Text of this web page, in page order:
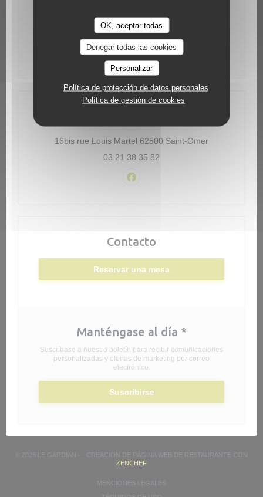
OK, aceptar todas
Denegar todas las cookies
Personalizar
Política de protección de datos personales
Política de gestión de cookies
12:00 - 14:00
12:00 - 14:30 •
16bis rue Louis Martel 62500 Saint-Omer((abre en una
03 21 38 35 82
Facebook ((abre en una nueva
Contacto
Reservar una mesa
Manténgase al día *
Suscríbase a nuestro boletín para recibir comunicaciones
personalizadas y ofertas de marketing por correo
electrónico.
Suscribirse
© 2026 LE GARDIAN — CREACIÓN DE PÁGINA WEB DE RESTAURANTE CON
ZENCHEF((ABRE EN UNA NUEVA VENTANA))
MENCIONES LEGALES